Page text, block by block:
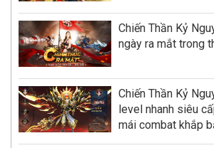
Chiến Thần Kỷ
ngày ra mắt trong
Chiến Thần Kỷ
level nhanh siêu
mái combat khắp